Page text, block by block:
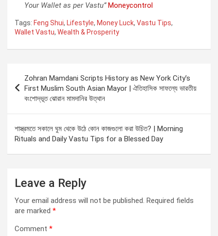
Your Wallet as per Vastu” Moneycontrol
Tags: Feng Shui, Lifestyle, Money Luck, Vastu Tips,
Wallet Vastu, Wealth & Prosperity
navigation
Zohran Mamdani Scripts History as New York City’s
First Muslim South Asian Mayor | ঐতিহাসিক সাফল্যে ভারতীয়
বংশোদ্ভূত ঝোরান মামদানির উত্থান
শাস্ত্রমতে সকালে ঘুম থেকে উঠে কোন কাজগুলো করা উচিত? | Morning
Rituals and Daily Vastu Tips for a Blessed Day
Leave a Reply
Your email address will not be published. Required fields
are marked *
Comment *